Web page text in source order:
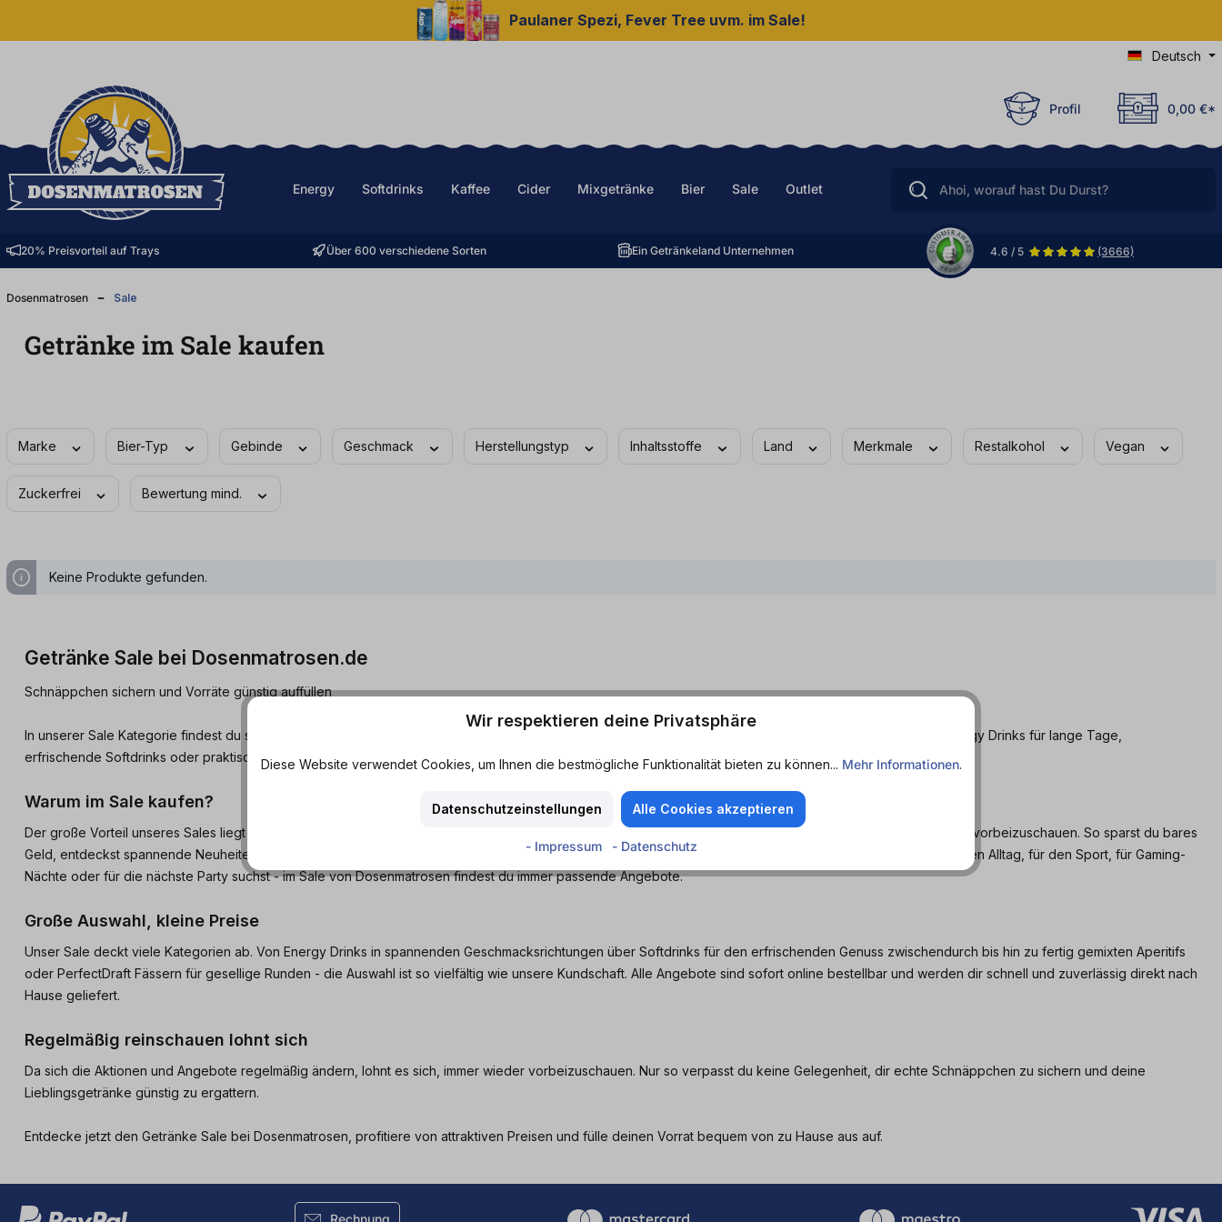
Paulaner Spezi, Fever Tree uvm. im Sale!
Deutsch
Profil 0,00 €*
Energy Softdrinks Kaffee Cider Mixgetränke Bier Sale Outlet
20% Preisvorteil auf Trays Über 600 verschiedene Sorten Ein Getränkeland Unternehmen 4.6 / 5 (3666)
Dosenmatrosen Sale
Getränke im Sale kaufen
Marke Bier-Typ Gebinde Geschmack Herstellungstyp Inhaltsstoffe Land Merkmale Restalkohol Vegan
Zuckerfrei Bewertung mind.
Keine Produkte gefunden.
Getränke Sale bei Dosenmatrosen.de
Schnäppchen sichern und Vorräte günstig auffüllen
In unserer Sale Kategorie findest du ständig wechselnde Angebote aus unserem umfangreichen Sortiment. Ob PerfectDraft Fässer für die nächste Feier, Energy Drinks für lange Tage,
erfrischende Softdrinks oder praktische Mixgetränke in der Dose, hier sicherst du dir deine Lieblingsgetränke zu besonders attraktiven Preisen.
Warum im Sale kaufen?
Der große Vorteil unseres Sales liegt in der Vielfalt und den günstigen Preisen. Jede Woche erwarten dich neue Top-Deals, sodass es sich lohnt, regelmäßig vorbeizuschauen. So sparst du bares
Geld, entdeckst spannende Neuheiten, sicherst dir deine Lieblingsgetränke und kannst gleichzeitig deine Vorräte clever auffüllen. Egal, ob du Getränke für den Alltag, für den Sport, für Gaming-
Nächte oder für die nächste Party suchst - im Sale von Dosenmatrosen findest du immer passende Angebote.
Große Auswahl, kleine Preise
Unser Sale deckt viele Kategorien ab. Von Energy Drinks in spannenden Geschmacksrichtungen über Softdrinks für den erfrischenden Genuss zwischendurch bis hin zu fertig gemixten Aperitifs
oder PerfectDraft Fässern für gesellige Runden - die Auswahl ist so vielfältig wie unsere Kundschaft. Alle Angebote sind sofort online bestellbar und werden dir schnell und zuverlässig direkt nach
Hause geliefert.
Regelmäßig reinschauen lohnt sich
Da sich die Aktionen und Angebote regelmäßig ändern, lohnt es sich, immer wieder vorbeizuschauen. Nur so verpasst du keine Gelegenheit, dir echte Schnäppchen zu sichern und deine
Lieblingsgetränke günstig zu ergattern.
Entdecke jetzt den Getränke Sale bei Dosenmatrosen, profitiere von attraktiven Preisen und fülle deinen Vorrat bequem von zu Hause aus auf.
Rechnung
Wir respektieren deine Privatsphäre
Diese Website verwendet Cookies, um Ihnen die bestmögliche Funktionalität bieten zu können... Mehr Informationen.
Datenschutzeinstellungen Alle Cookies akzeptieren
- Impressum - Datenschutz